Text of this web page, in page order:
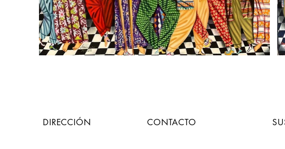
DIRECCIÓN CONTACTO